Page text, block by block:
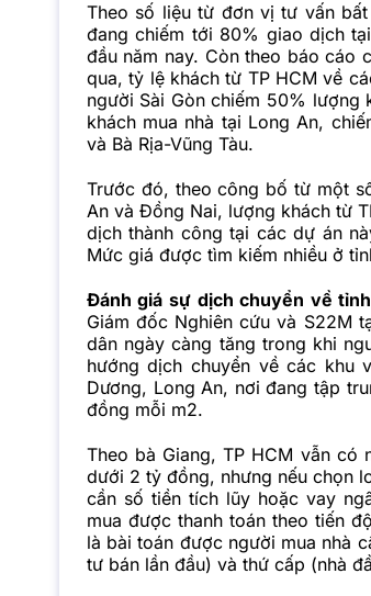
Theo số liệu từ đơn vị tư vấn
đang chiếm tới 80% giao dịch
đầu năm nay. Còn theo báo cáo
qua, tỷ lệ khách từ TP HCM về
người Sài Gòn chiếm 50% lượng
khách mua nhà tại Long An,
và Bà Rịa-Vũng Tàu.
Trước đó, theo công bố từ một
An và Đồng Nai, lượng khách từ
dịch thành công tại các dự án
Mức giá được tìm kiếm nhiều ở
Đánh giá sự dịch chuyển về
Giám đốc Nghiên cứu và S22M
dân ngày càng tăng trong khi
hướng dịch chuyển về các khu
Dương, Long An, nơi đang tập
đồng mỗi m2.
Theo bà Giang, TP HCM vẫn có
dưới 2 tỷ đồng, nhưng nếu chọn
cần số tiền tích lũy hoặc vay
mua được thanh toán theo tiến
là bài toán được người mua nhà
tư bán lần đầu) và thứ cấp (nhà